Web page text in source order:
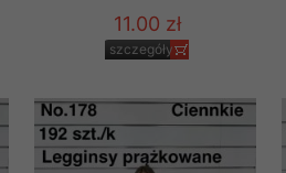
11.00 zł
szczegóły